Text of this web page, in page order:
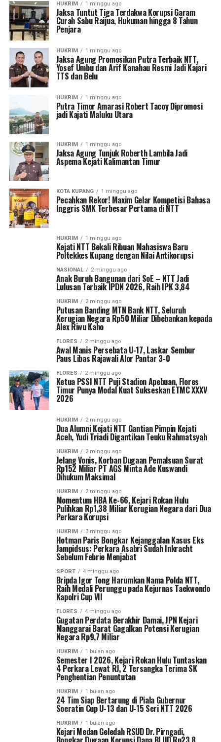
HUKRIM 1 minggu ago
Jaksa Tuntut Tiga Terdakwa Korupsi Garam
Curah Sabu Raijua, Hukuman hingga 8 Tahun
Penjara
HUKRIM 1 minggu ago
Jaksa Agung Promosikan Putra Terbaik NTT,
Yosef Umbu dan Arif Kanahau Resmi Jadi Kajari
TTS dan Belu
HUKRIM 1 minggu ago
Putra Timor Amarasi Robert Tacoy Dipromosi
jadi Kajati Maluku Utara
HUKRIM 1 minggu ago
Jaksa Agung Tunjuk Roberth Lambila Jadi
Aspema Kejati Kalimantan Timur
KOTA KUPANG 1 minggu ago
Pecahkan Rekor! Maxim Gelar Kompetisi Bahasa
Inggris SMK Terbesar Pertama di NTT
HUKRIM 1 minggu ago
Kejati NTT Bekali Ribuan Mahasiswa Baru
Poltekkes Kupang dengan Nilai Antikorupsi
NASIONAL 2 minggu ago
Anak Buruh Bangunan dari SoE – NTT Jadi
Lulusan Terbaik IPDN 2026, Raih IPK 3,84
HUKRIM 2 minggu ago
Putusan Banding MTN Bank NTT, Seluruh
Kerugian Negara Rp50 Miliar Dibebankan kepada
Alex Riwu Kaho
FLORES 2 minggu ago
Awal Manis Persebata U-17, Laskar Sembur
Paus Libas Rajawali Alor Pantar 3-0
FLORES 2 minggu ago
Ketua PSSI NTT Puji Stadion Apebuan, Flores
Timur Punya Modal Kuat Sukseskan ETMC XXXV
2026
HUKRIM 2 minggu ago
Dua Alumni Kejati NTT Gantian Pimpin Kejati
Aceh, Yudi Triadi Digantikan Teuku Rahmatsyah
HUKRIM 2 minggu ago
Jelang Vonis, Korban Dugaan Pemalsuan Surat
Rp152 Miliar PT AGS Minta Ade Kuswandi
Dihukum Maksimal
HUKRIM 2 minggu ago
Momentum HBA Ke-66, Kejari Rokan Hulu
Pulihkan Rp1,38 Miliar Kerugian Negara dari Dua
Perkara Korupsi
HUKRIM 3 minggu ago
Hotman Paris Bongkar Kejanggalan Kasus Eks
Jampidsus: Perkara Asabri Sudah Inkracht
Sebelum Febrie Menjabat
SPORT 4 minggu ago
Bripda Igor Tong Harumkan Nama Polda NTT,
Raih Medali Perunggu pada Kejurnas Taekwondo
Kapolri Cup VII
FLORES 4 minggu ago
Gugatan Perdata Berakhir Damai, JPN Kejari
Manggarai Barat Gagalkan Potensi Kerugian
Negara Rp9,7 Miliar
HUKRIM 1 bulan ago
Semester I 2026, Kejari Rokan Hulu Tuntaskan
4 Perkara Lewat RJ, 2 Tersangka Terima SK
Penghentian Penuntutan
HUKRIM 1 bulan ago
24 Tim Siap Bertarung di Piala Gubernur
Soeratin Cup U-13 dan U-15 Seri NTT 2026
HUKRIM 1 bulan ago
Kejari Medan Geledah RSUD Dr. Pirngadi,